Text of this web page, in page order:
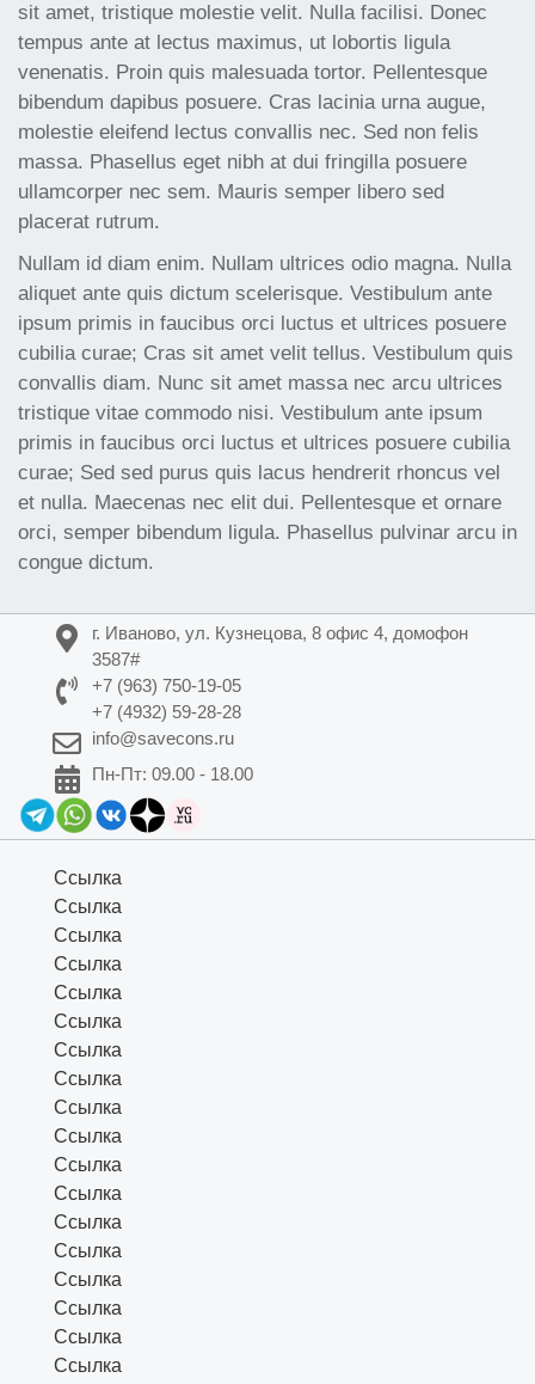
sit amet, tristique molestie velit. Nulla facilisi. Donec
tempus ante at lectus maximus, ut lobortis ligula
venenatis. Proin quis malesuada tortor. Pellentesque
bibendum dapibus posuere. Cras lacinia urna augue,
molestie eleifend lectus convallis nec. Sed non felis
massa. Phasellus eget nibh at dui fringilla posuere
ullamcorper nec sem. Mauris semper libero sed
placerat rutrum.
Nullam id diam enim. Nullam ultrices odio magna. Nulla
aliquet ante quis dictum scelerisque. Vestibulum ante
ipsum primis in faucibus orci luctus et ultrices posuere
cubilia curae; Cras sit amet velit tellus. Vestibulum quis
convallis diam. Nunc sit amet massa nec arcu ultrices
tristique vitae commodo nisi. Vestibulum ante ipsum
primis in faucibus orci luctus et ultrices posuere cubilia
curae; Sed sed purus quis lacus hendrerit rhoncus vel
et nulla. Maecenas nec elit dui. Pellentesque et ornare
orci, semper bibendum ligula. Phasellus pulvinar arcu in
congue dictum.
г. Иваново, ул. Кузнецова, 8 офис 4, домофон
3587#
+7 (963) 750-19-05
+7 (4932) 59-28-28
info@savecons.ru
Пн-Пт: 09.00 - 18.00
Ссылка
Ссылка
Ссылка
Ссылка
Ссылка
Ссылка
Ссылка
Ссылка
Ссылка
Ссылка
Ссылка
Ссылка
Ссылка
Ссылка
Ссылка
Ссылка
Ссылка
Ссылка